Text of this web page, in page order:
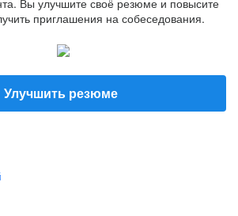
Вы улучшите своё резюме и повысите
приглашения на собеседования.
Улучшить резюме